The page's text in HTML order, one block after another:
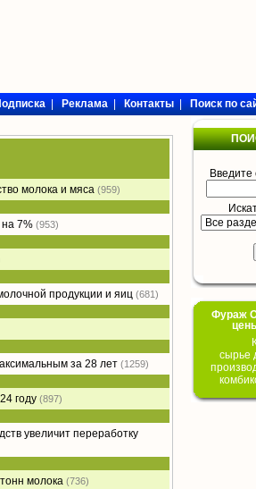
|Реклама|Контакты|Поиск по
молока и мяса (959)
на 7% (953)
продукции и яиц (681)
за 28 лет (1259)
году (897)
увеличит переработку
молока (736)
Введите
Фураж
сырье